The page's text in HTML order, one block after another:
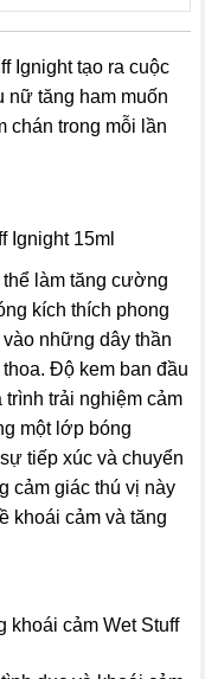
Ignight tạo ra cuộc
nữ tăng ham muốn
chán trong mỗi lần
Ignight 15ml
làm tăng cường
kích thích phong
những dây thần
Độ kem ban đầu
trải nghiệm cảm
một lớp bóng
tiếp xúc và chuyển
cảm giác thú vị này
khoái cảm và tăng
khoái cảm Wet Stuff